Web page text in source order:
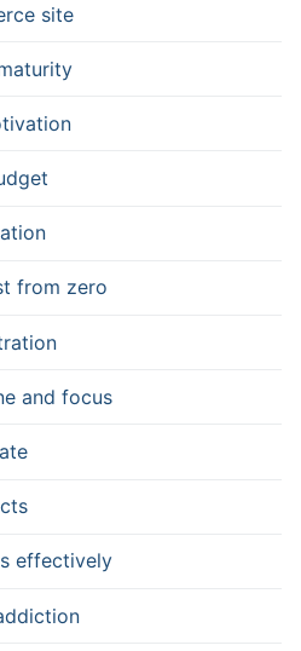
site
from zero
and focus
effectively